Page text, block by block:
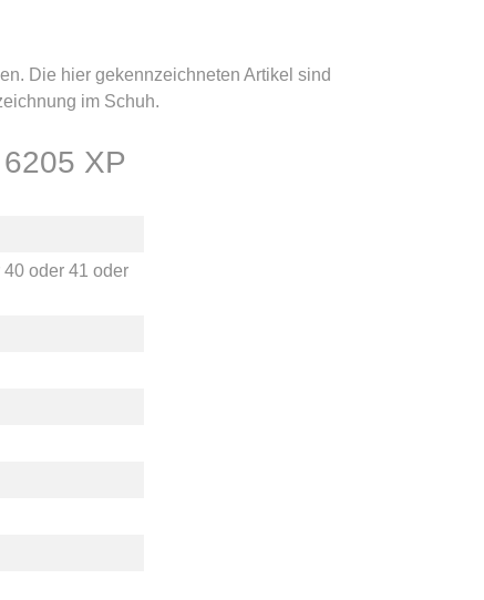
Die hier gekennzeichneten Artikel sind
im Schuh.
XP
40oder 41 oder